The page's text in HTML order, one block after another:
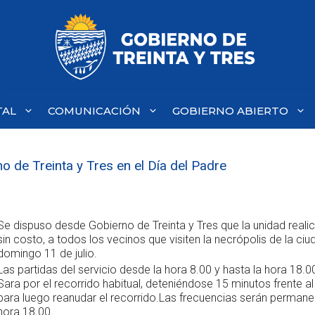
COMUNICACIÓN GOBIERNO ABIERTO
de Treinta y Tres en el Día del Padre
dispuso desde Gobierno de Treinta y Tres que la unidad
costo, a todos los vecinos que visiten la necrópolis de la
11 de julio.
partidas del servicio desde la hora 8.00 y hasta la hora
por el recorrido habitual, deteniéndose 15 minutos frente
luego reanudar el recorrido.Las frecuencias serán
18.00.